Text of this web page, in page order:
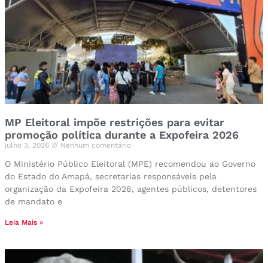
MP Eleitoral impõe restrições para evitar
promoção política durante a Expofeira 2026
julho 3, 2026 Nenhum comentário
O Ministério Público Eleitoral (MPE) recomendou ao Governo
do Estado do Amapá, secretarias responsáveis pela
organização da Expofeira 2026, agentes públicos, detentores
de mandato e
Leia Mais »